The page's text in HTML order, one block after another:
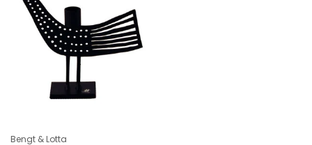
Bengt & Lotta